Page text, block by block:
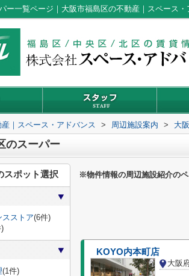
ー一覧ページ｜大阪市福島区の不動産｜スペース・
｜スペース・アドバンス > 周辺施設案内 > 大
のスーパー
※物件情報の周辺施設紹介の
KOYO内本町店
スポット選択
スストア(6件)
(1件)